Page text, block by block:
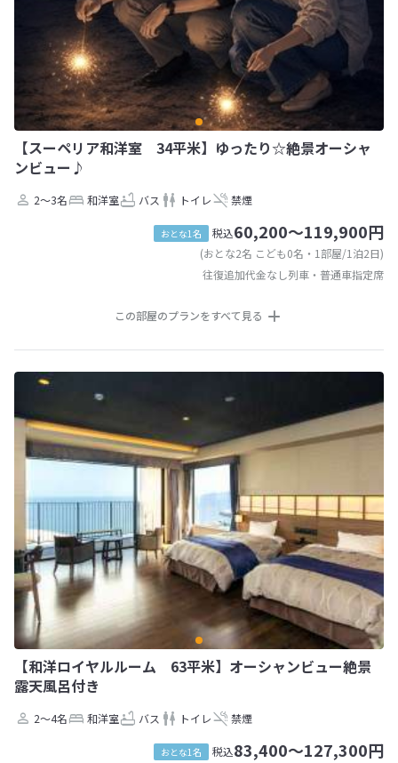
【スーペリア和洋室 34平米】ゆったり☆絶景オーシャ
ンビュー♪
2～3名 和洋室 バス トイレ 禁煙
おとな1名 税込60,200～119,900円
(おとな2名 こども0名・1部屋/1泊2日)
往復追加代金なし列車・普通車指定席
この部屋のプランをすべて見る
【和洋ロイヤルルーム 63平米】オーシャンビュー絶景
露天風呂付き
2～4名 和洋室 バス トイレ 禁煙
おとな1名 税込83,400～127,300円